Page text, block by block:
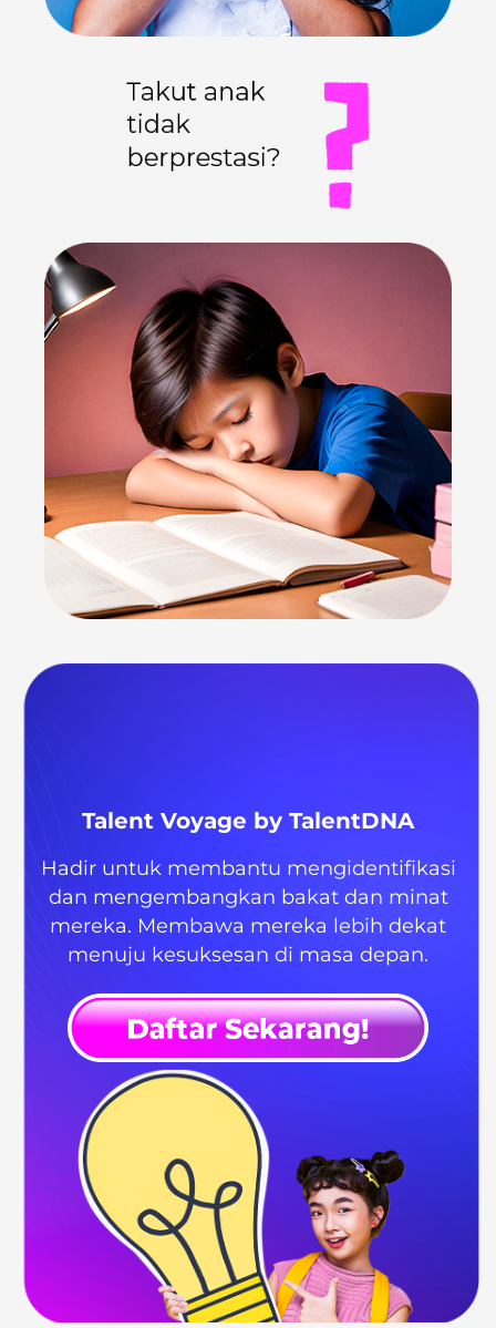
Talent Voyage by TalentDNA
Hadir untuk membantu mengidentifikasi
dan mengembangkan bakat dan minat
mereka. Membawa mereka lebih dekat
menuju kesuksesan di masa depan.